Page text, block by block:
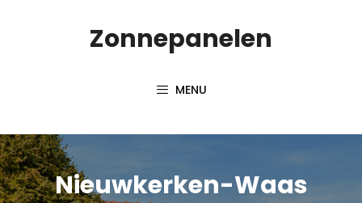
Zonnepanelen
MENU
Nieuwkerken-Waas